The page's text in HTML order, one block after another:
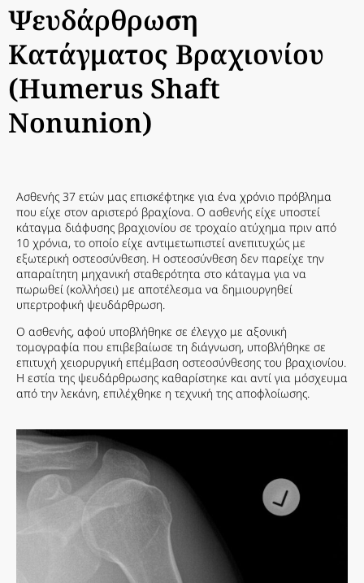
Ψευδάρθρωση
Κατάγματος Βραχιονίου
(Humerus Shaft
Nonunion)
Ασθενής 37 ετών μας επισκέφτηκε για ένα χρόνιο πρόβλημα
που είχε στον αριστερό βραχίονα. Ο ασθενής είχε υποστεί
κάταγμα διάφυσης βραχιονίου σε τροχαίο ατύχημα πριν από
10 χρόνια, το οποίο είχε αντιμετωπιστεί ανεπιτυχώς με
εξωτερική οστεοσύνθεση. Η οστεοσύνθεση δεν παρείχε την
απαραίτητη μηχανική σταθερότητα στο κάταγμα για να
πωρωθεί (κολλήσει) με αποτέλεσμα να δημιουργηθεί
υπερτροφική ψευδάρθρωση.
Ο ασθενής, αφού υποβλήθηκε σε έλεγχο με αξονική
τομογραφία που επιβεβαίωσε τη διάγνωση, υποβλήθηκε σε
επιτυχή χειορυργική επέμβαση οστεοσύνθεσης του βραχιονίου.
Η εστία της ψευδάρθρωσης καθαρίστηκε και αντί για μόσχευμα
από την λεκάνη, επιλέχθηκε η τεχνική της αποφλοίωσης.